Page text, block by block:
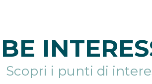
Scopri i punti di